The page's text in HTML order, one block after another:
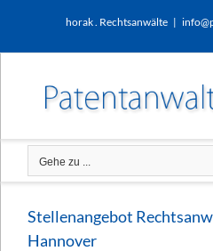
horak . Rechtsanwälte |
Gehe zu ...
Stellenangebot
Hannover